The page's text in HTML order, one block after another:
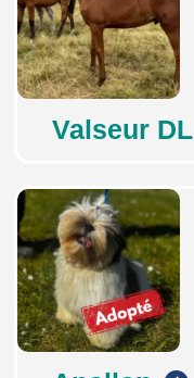
Valseur DL